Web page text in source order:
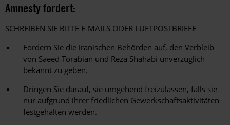
Amnesty fordert:
SCHREIBEN SIE BITTE E-MAILS ODER LUFTPOSTBRIEFE
Fordern Sie die iranischen Behörden auf, den Verbleib
von Saeed Torabian und Reza Shahabi unverzüglich
bekannt zu geben.
Dringen Sie darauf, sie umgehend freizulassen, falls sie
nur aufgrund ihrer friedlichen Gewerkschaftsaktivitäten
festgehalten werden.